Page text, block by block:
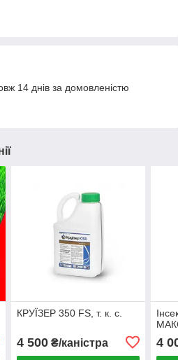
14 днів за домовленістю
КРУЇЗЕР 350 FS, т. к. с.
4 500₴/каністра 4